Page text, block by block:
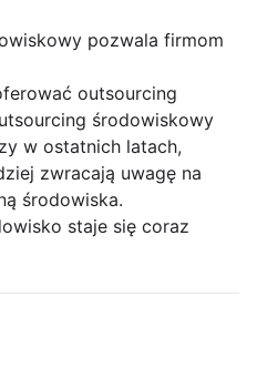
pozwala firmom
outsourcing
środowiskowy
w ostatnich latach,
zwracają uwagę na
środowiska.
staje się coraz